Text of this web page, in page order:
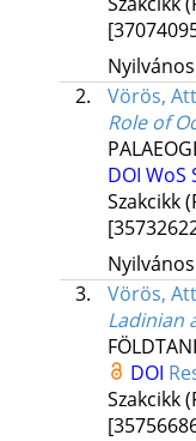
2.
Vörös,
Role of
DOI WoS
Szakcikk
3.
Vörös,
Ladinian
DOI
Szakcikk